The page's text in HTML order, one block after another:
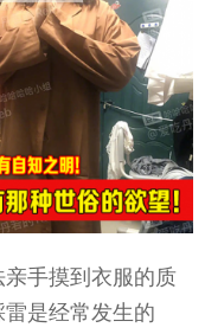
手摸到衣服的质
是经常发生的